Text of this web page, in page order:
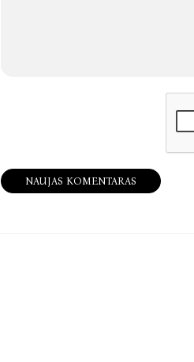
NAUJAS KOMENTARAS